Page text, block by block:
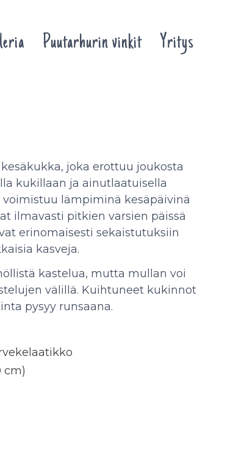
Puutarhurin vinkit Yritys
joka erottuu joukosta
kukillaan ja ainutlaatuisella
lämpiminä kesäpäivinä
ilmavasti pitkien varsien päissä
erinomaisesti sekaistutuksiin
kasveja.
kastelua, mutta mullan voi
välillä. Kuihtuneet kukinnot
pysyy runsaana.
cm)